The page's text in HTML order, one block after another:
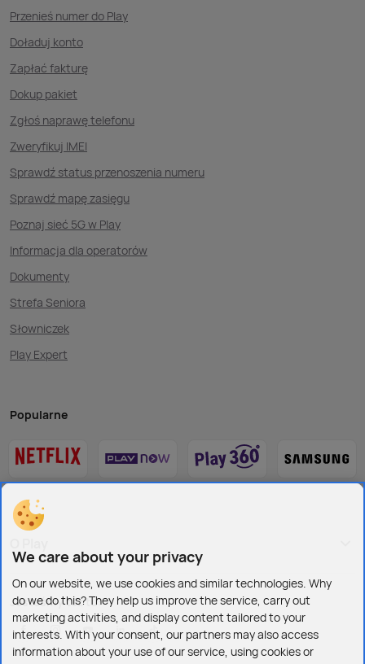
Przenieś numer do Play
Doładuj konto
Zapłać fakturę
Dokup pakiet
Zgłoś naprawę telefonu
Zweryfikuj IMEI
Sprawdź status przenoszenia numeru
Sprawdź mapę zasięgu
Poznaj sieć 5G w Play
Informacja dla operatorów
Dokumenty
Strefa Seniora
Słowniczek
Play Expert
Popularne
Jesteśmy też tu:
We care about your privacy
On our website, we use cookies and similar technologies. Why
do we do this? They help us improve the service, carry out
marketing activities, and display content tailored to your
interests. With your consent, our partners may also access
information about your use of our service, using cookies or